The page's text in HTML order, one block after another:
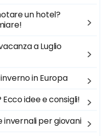
un hotel?
a Luglio
in Europa
idee e consigli!
invernali per giovani